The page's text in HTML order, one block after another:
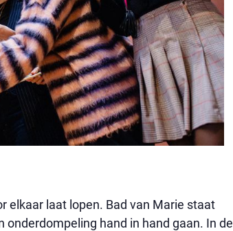
elkaar laat lopen. Bad van Marie staat
hand in hand gaan. In de